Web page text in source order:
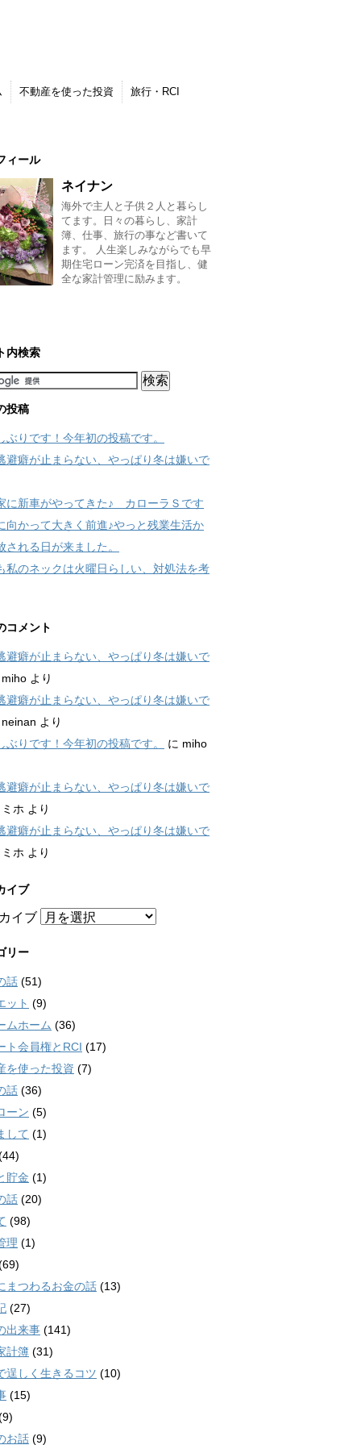
不動産を使った投資
旅行・RCI
ィール
ネイナン
海外で主人と子供２人と暮らし
てます。日々の暮らし、家計
簿、仕事、旅行の事など書いて
ます。 人生楽しみながらでも早
期住宅ローン完済を目指し、健
全な家計管理に励みます。
内検索
投稿
ぶりです！今年初の投稿です。
避癖が止まらない、やっぱり冬は嫌いで
に新車がやってきた♪ カローラＳです
向かって大きく前進♪やっと残業生活か
される日が来ました。
私のネックは火曜日らしい、対処法を考
コメント
避癖が止まらない、やっぱり冬は嫌いで
miho より
避癖が止まらない、やっぱり冬は嫌いで
neinan より
ぶりです！今年初の投稿です。
に miho
避癖が止まらない、やっぱり冬は嫌いで
ミホ より
避癖が止まらない、やっぱり冬は嫌いで
ミホ より
イブ
イブ
リー
話 (51)
ット (9)
ムホーム (36)
ト会員権とRCI (17)
を使った投資 (7)
話 (36)
ーン (5)
して (1)
貯金 (1)
話 (20)
(98)
理 (1)
まつわるお金の話 (13)
(27)
出来事 (141)
計簿 (31)
逞しく生きるコツ (10)
(15)
お話 (9)